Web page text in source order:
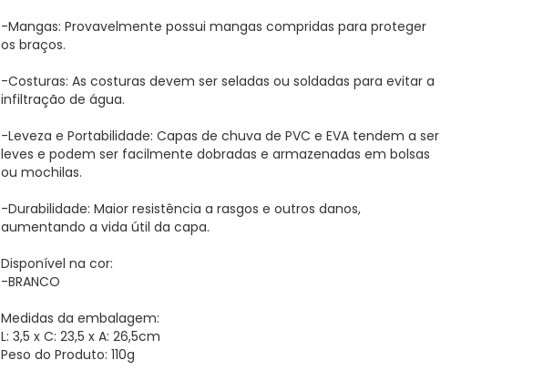
-Mangas: Provavelmente possui mangas compridas para proteger
os braços.
-Costuras: As costuras devem ser seladas ou soldadas para evitar a
infiltração de água.
-Leveza e Portabilidade: Capas de chuva de PVC e EVA tendem a ser
leves e podem ser facilmente dobradas e armazenadas em bolsas
ou mochilas.
-Durabilidade: Maior resistência a rasgos e outros danos,
aumentando a vida útil da capa.
Disponível na cor:
-BRANCO
Medidas da embalagem:
L: 3,5 x C: 23,5 x A: 26,5cm
Peso do Produto: 110g